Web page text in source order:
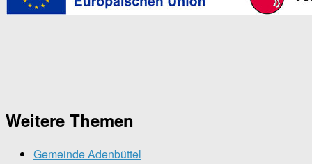
Weitere Themen
Gemeinde Adenbüttel